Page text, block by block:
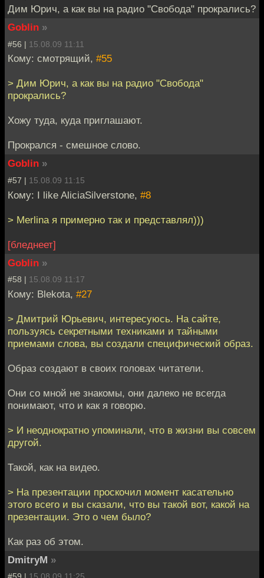
Дим Юрич, а как вы на радио "Свобода" прокрались?
Goblin »
#56 | 15.08.09 11:11
Кому: смотрящий, #55
> Дим Юрич, а как вы на радио "Свобода"
прокрались?
Хожу туда, куда приглашают.
Прокрался - смешное слово.
Goblin »
#57 | 15.08.09 11:15
Кому: I like AliciaSilverstone, #8
> Merlina я примерно так и представлял)))
[бледнеет]
Goblin »
#58 | 15.08.09 11:17
Кому: Blekota, #27
> Дмитрий Юрьевич, интересуюсь. На сайте,
пользуясь секретными техниками и тайными
приемами слова, вы создали специфический образ.
Образ создают в своих головах читатели.
Они со мной не знакомы, они далеко не всегда
понимают, что и как я говорю.
> И неоднократно упоминали, что в жизни вы совсем
другой.
Такой, как на видео.
> На презентации проскочил момент касательно
этого всего и вы сказали, что вы такой вот, какой на
презентации. Это о чем было?
Как раз об этом.
DmitryM »
#59 | 15.08.09 11:25